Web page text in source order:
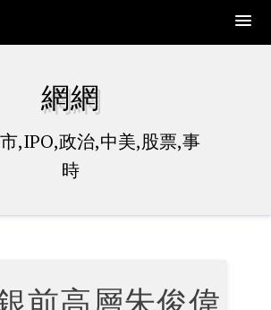
網網
,IPO,政治,中美,股票,事
時